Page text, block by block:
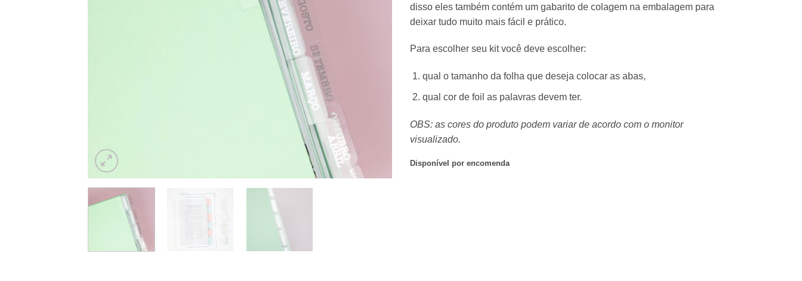
disso eles também contém um gabarito de colagem na embalagem para
deixar tudo muito mais fácil e prático.
Para escolher seu kit você deve escolher:
qual o tamanho da folha que deseja colocar as abas,
qual cor de foil as palavras devem ter.
OBS: as cores do produto podem variar de acordo com o monitor
visualizado.
Disponível por encomenda